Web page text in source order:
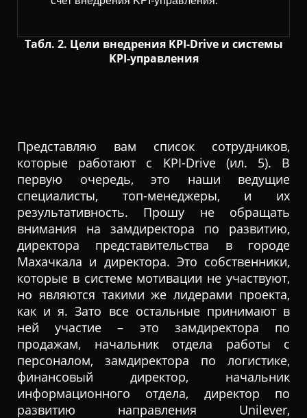
Табл. 2. Цели внедрения KPI-Drive и системы
KPI-управления
Представляю вам список сотрудников,
которые работают с KPI-Drive (ил. 5). В
первую очередь, это наши ведущие
специалисты, топ-менеджеры, и их
результативность. Прошу не обращать
внимания на замдиректора по развитию,
директора представительства в городе
Махачкала и директора. Это собственники,
которые в системе мотивации не участвуют,
но являются такими же лидерами проекта,
как и я. Зато все остальные принимают в
ней участие – это замдиректора по
продажам, начальник отдела работы с
персоналом, замдиректора по логистике,
финансовый директор, начальник
информационного отдела, директор по
развитию направления Unilever,